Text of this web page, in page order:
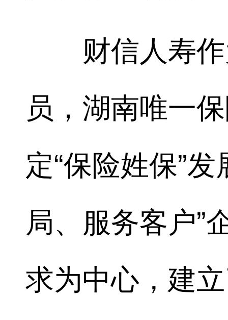
财信人寿作
员，湖南唯一
定“保险姓保”
局、服务客户”
求为中心，建